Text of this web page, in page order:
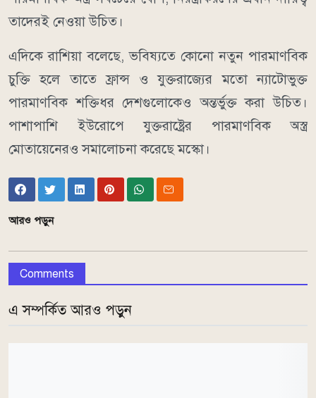
তাদেরই নেওয়া উচিত।
এদিকে রাশিয়া বলেছে, ভবিষ্যতে কোনো নতুন পারমাণবিক
চুক্তি হলে তাতে ফ্রান্স ও যুক্তরাজ্যের মতো ন্যাটোভুক্ত
পারমাণবিক শক্তিধর দেশগুলোকেও অন্তর্ভুক্ত করা উচিত।
পাশাপাশি ইউরোপে যুক্তরাষ্ট্রের পারমাণবিক অস্ত্র
মোতায়েনেরও সমালোচনা করেছে মস্কো।
আরও পড়ুন
Comments
এ সম্পর্কিত আরও পড়ুন